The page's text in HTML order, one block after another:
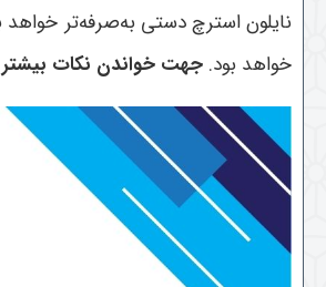
نایلون استرچ دستی به‌صرفه‌تر
خواهد بود. جهت خواندن نکات بیشتر